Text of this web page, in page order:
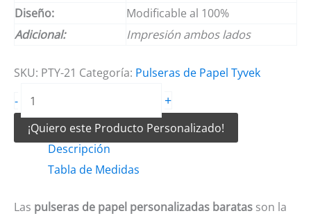
Diseño:
Modificable al 100%
Adicional:
Impresión ambos lados
SKU: PTY-21 Categoría: Pulseras de Papel Tyvek
-
de
papel
personalizadas
baratas
+
¡Quiero este Producto Personalizado!
Descripción
Tabla de Medidas
Las pulseras de papel personalizadas baratas son la